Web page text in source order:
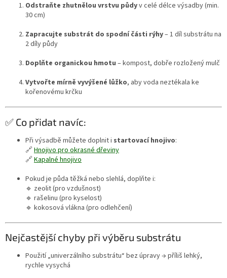
Odstraňte zhutnělou vrstvu půdyv celé délce výsadby (min.
30 cm)
Zapracujte substrát do spodní části rýhy– 1 díl substrátu na
2 díly půdy
Doplňte organickou hmotu – kompost, dobře rozložený mulč
Vytvořte mírně vyvýšené lůžko, aby voda neztékala ke
kořenovému krčku
✅ Co přidat navíc:
Při výsadbě můžete doplnit i startovací hnojivo:
🔗 Hnojivo pro okrasné dřeviny
🔗 Kapalné hnojivo
Pokud je půda těžká nebo slehlá, doplňte i:
🔹 zeolit (pro vzdušnost)
🔹 rašelinu (pro kyselost)
🔹 kokosová vlákna (pro odlehčení)
Nejčastější chyby při výběru substrátu
Použití „univerzálního substrátu“ bez úpravy → příliš lehký,
rychle vysychá